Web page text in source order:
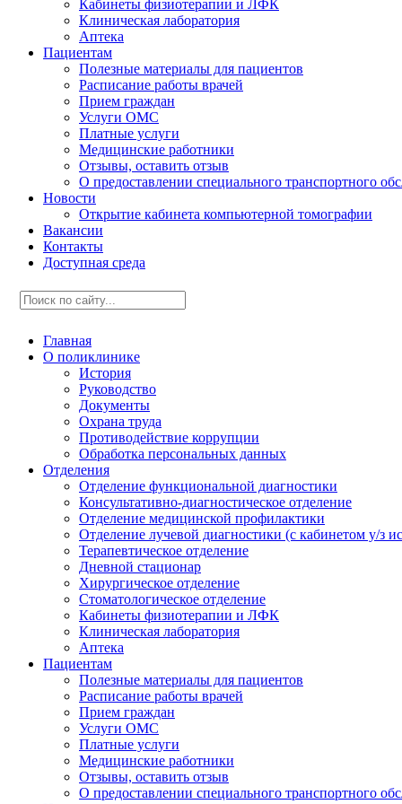
Кабинеты физиотерапии и ЛФК
Клиническая лаборатория
Аптека
Пациентам
Полезные материалы для пациентов
Расписание работы врачей
Прием граждан
Услуги ОМС
Платные услуги
Медицинские работники
Отзывы, оставить отзыв
О предоставлении специального транспортного
Новости
Открытие кабинета компьютерной томографии
Вакансии
Контакты
Доступная среда
Главная
О поликлинике
История
Руководство
Документы
Охрана труда
Противодействие коррупции
Обработка персональных данных
Отделения
Отделение функциональной диагностики
Консультативно-диагностическое отделение
Отделение медицинской профилактики
Отделение лучевой диагностики (с кабинетом у/з
Терапевтическое отделение
Дневной стационар
Хирургическое отделение
Стоматологическое отделение
Кабинеты физиотерапии и ЛФК
Клиническая лаборатория
Аптека
Пациентам
Полезные материалы для пациентов
Расписание работы врачей
Прием граждан
Услуги ОМС
Платные услуги
Медицинские работники
Отзывы, оставить отзыв
О предоставлении специального транспортного